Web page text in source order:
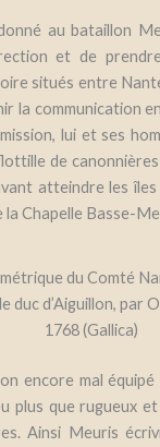
au bataillon
et de
situés entre
la communication
lui et ses
de
atteindre les îles
la Chapelle Basse-
du Comté
duc d’Aiguillon, par
1768 (Gallica)
encore mal
plus que rugueux
Ainsi Meuris